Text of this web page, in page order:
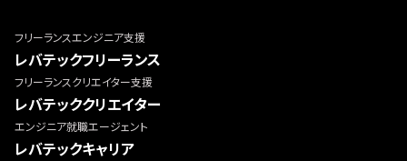
フリーランスエンジニア支援
レバテックフリーランス
フリーランスクリエイター支援
レバテッククリエイター
エンジニア就職エージェント
レバテックキャリア